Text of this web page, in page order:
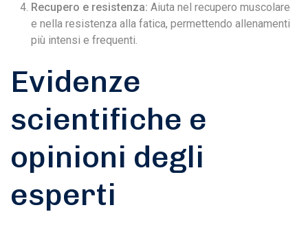
Recupero e resistenza: Aiuta nel recupero muscolare
e nella resistenza alla fatica, permettendo allenamenti
più intensi e frequenti.
Evidenze
scientifiche e
opinioni degli
esperti